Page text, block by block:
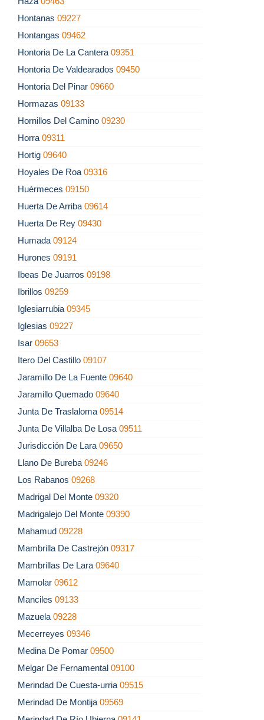
Hontanas 09227
Hontangas 09462
Hontoria De La Cantera 09351
Hontoria De Valdearados 09450
Hontoria Del Pinar 09660
Hormazas 09133
Hornillos Del Camino 09230
Horra 09311
Hortig 09640
Hoyales De Roa 09316
Huérmeces 09150
Huerta De Arriba 09614
Huerta De Rey 09430
Humada 09124
Hurones 09191
Ibeas De Juarros 09198
Ibrillos 09259
Iglesiarrubia 09345
Iglesias 09227
Isar 09653
Itero Del Castillo 09107
Jaramillo De La Fuente 09640
Jaramillo Quemado 09640
Junta De Traslaloma 09514
Junta De Villalba De Losa 09511
Jurisdicción De Lara 09650
Llano De Bureba 09246
Los Rabanos 09268
Madrigal Del Monte 09320
Madrigalejo Del Monte 09390
Mahamud 09228
Mambrilla De Castrejón 09317
Mambrillas De Lara 09640
Mamolar 09612
Manciles 09133
Mazuela 09228
Mecerreyes 09346
Medina De Pomar 09500
Melgar De Fernamental 09100
Merindad De Cuesta-urria 09515
Merindad De Montija 09569